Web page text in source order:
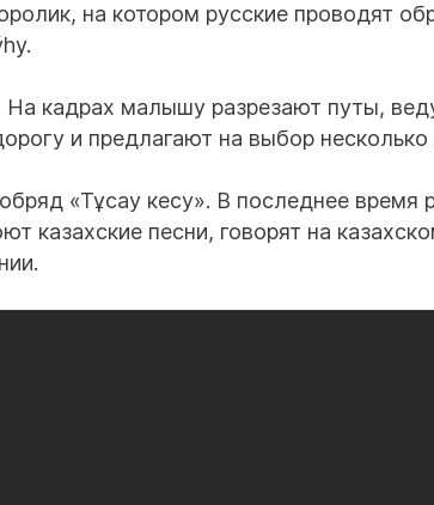
на котором русские проводят
На кадрах малышу разрезают путы,
и предлагают на выбор несколько
«Тұсау кесу». В последнее время
казахские песни, говорят на